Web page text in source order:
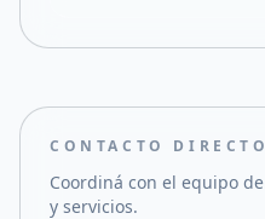
CONTACTO DIRECTO
Coordiná con el equipo de
y servicios.